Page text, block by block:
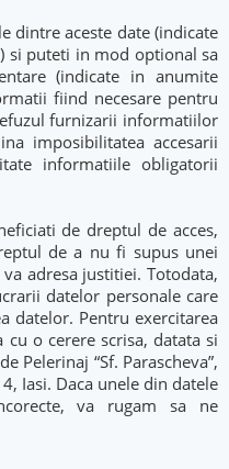
dintre aceste date (indicate
si puteti in mod optional sa
(indicate in anumite
fiind necesare pentru
furnizarii informatiilor
imposibilitatea accesarii
informatiile obligatorii
de dreptul de acces,
de a nu fi supus unei
adresa justitiei. Totodata,
datelor personale care
datelor. Pentru exercitarea
o cerere scrisa, datata si
Pelerinaj “Sf. Parascheva”,
Iasi. Daca unele din datele
va rugam sa ne